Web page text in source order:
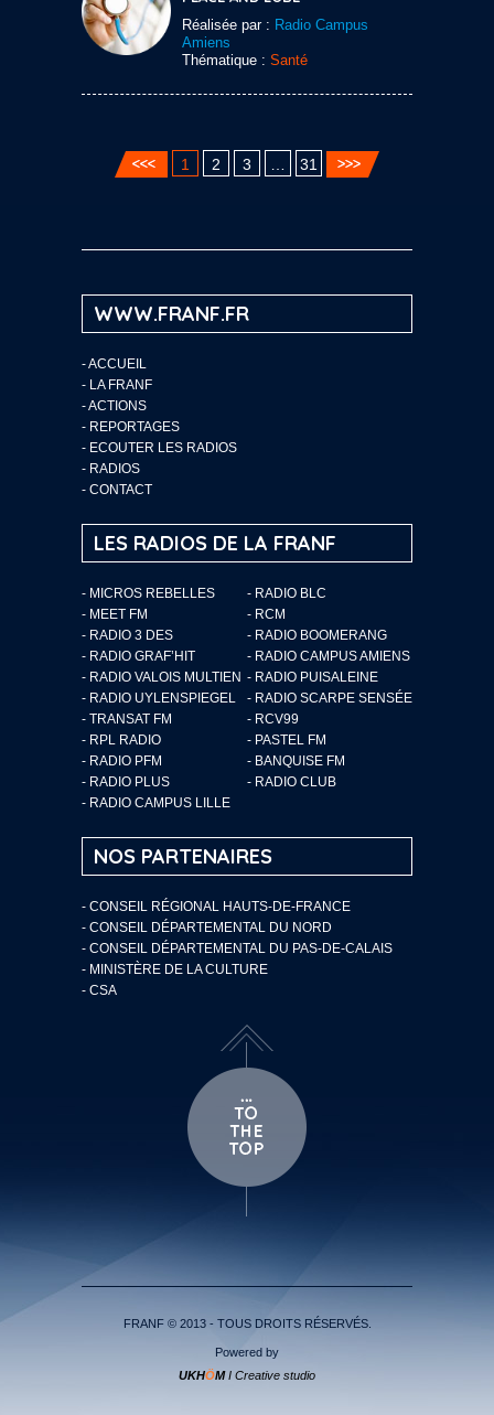
Réalisée par : Radio Campus
Amiens
Thématique : Santé
1 2 3 31
WWW.FRANF.FR
-ACCUEIL
- LA FRANF
-ACTIONS
- REPORTAGES
- ECOUTER LES RADIOS
- RADIOS
- CONTACT
LES RADIOS DE LA FRANF
- MICROS REBELLES
- RADIO BLC
- MEET FM
- RCM
- RADIO 3 DES
- RADIO BOOMERANG
- RADIO GRAF’HIT
- RADIO CAMPUS AMIENS
- RADIO VALOIS MULTIEN - RADIO PUISALEINE
- RADIO UYLENSPIEGEL
- RADIO SCARPE SENSÉE
- TRANSAT FM
- RCV99
- RPL RADIO
- PASTEL FM
- RADIO PFM
- BANQUISE FM
- RADIO PLUS
- RADIO CLUB
- RADIO CAMPUS LILLE
NOS PARTENAIRES
- CONSEIL RÉGIONAL HAUTS-DE-FRANCE
- CONSEIL DÉPARTEMENTAL DU NORD
- CONSEIL DÉPARTEMENTAL DU PAS-DE-CALAIS
- MINISTÈRE DE LA CULTURE
- CSA
FRANF © 2013 - TOUS DROITS RÉSERVÉS.
Powered by
UKHÖMI Creative studio